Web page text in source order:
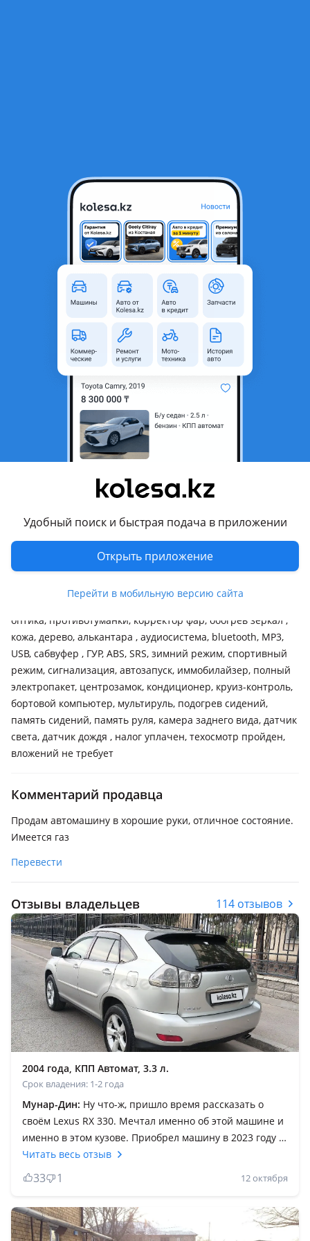
Удобный поиск и быстрая подача в приложении
Открыть приложение
Перейти в мобильную версию сайта
Lexus RX 330 2004 года
Объявление находится в архиве и может быть
Астана, Акмолинская
2003 - 2006 2 поколение (U3)
Кроссовер
Объем двигателя, л
Коробка передач
Полный привод
Цвет
серебристый металлик
Растаможен в Казахстане
литые диски, тонировка, люк, спойлер, ветровики,
рейлинги , ксенон, хрустальная оптика, линзованная
оптика, противотуманки, корректор фар, обогрев зеркал ,
кожа, дерево, алькантара , аудиосистема, bluetooth, MP3,
USB, сабвуфер , ГУР, ABS, SRS, зимний режим, спортивный
режим, сигнализация, автозапуск, иммобилайзер, полный
электропакет, центрозамок, кондиционер, круиз-контроль,
бортовой компьютер, мультируль, подогрев сидений,
память сидений, память руля, камера заднего вида, датчик
света, датчик дождя , налог уплачен, техосмотр пройден,
вложений не требует
Комментарий продавца
Продам автомашину в хорошие руки, отличное состояние.
Имеется газ
Перевести
Отзывы владельцев 114 отзывов
2004 года, КПП Автомат, 3.3 л.
Срок владения: 1-2 года
Мунар-Дин: Ну что-ж, пришло время рассказать о
своём Lexus RX 330. Мечтал именно об этой машине и
именно в этом кузове. Приобрел машину в 2023 году и
проездил на ней почти 2 года. За 2 года менял только
масла и фильтра. Были болячки связанные со
шлангами и патрубками, но это только потому, что
машине уже 20 лет. Время не щадит никого. В
остальном МАШИНА ВЕЛИКОЛЕПНАЯ. Управляемость
на трассе и в городе просто замечательная. Разгонная
Читать весь отзыв
33 1 12 октября